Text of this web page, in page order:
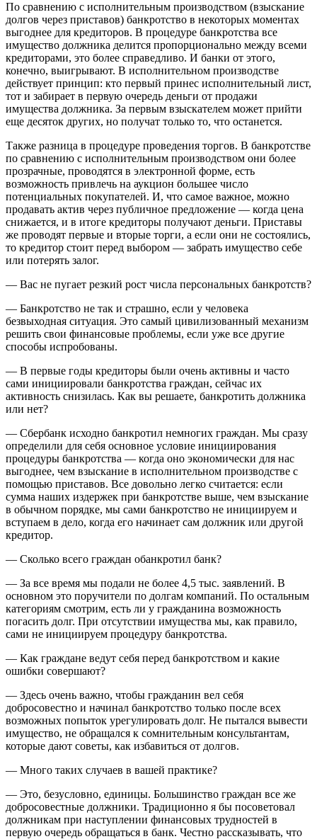
По сравнению с исполнительным производством (взыскание
долгов через приставов) банкротство в некоторых моментах
выгоднее для кредиторов. В процедуре банкротства все
имущество должника делится пропорционально между всеми
кредиторами, это более справедливо. И банки от этого,
конечно, выигрывают. В исполнительном производстве
действует принцип: кто первый принес исполнительный лист,
тот и забирает в первую очередь деньги от продажи
имущества должника. За первым взыскателем может прийти
еще десяток других, но получат только то, что останется.
Также разница в процедуре проведения торгов. В банкротстве
по сравнению с исполнительным производством они более
прозрачные, проводятся в электронной форме, есть
возможность привлечь на аукцион большее число
потенциальных покупателей. И, что самое важное, можно
продавать актив через публичное предложение — когда цена
снижается, и в итоге кредиторы получают деньги. Приставы
же проводят первые и вторые торги, а если они не состоялись,
то кредитор стоит перед выбором — забрать имущество себе
или потерять залог.
— Вас не пугает резкий рост числа персональных банкротств?
— Банкротство не так и страшно, если у человека
безвыходная ситуация. Это самый цивилизованный механизм
решить свои финансовые проблемы, если уже все другие
способы испробованы.
— В первые годы кредиторы были очень активны и часто
сами инициировали банкротства граждан, сейчас их
активность снизилась. Как вы решаете, банкротить должника
или нет?
— Сбербанк исходно банкротил немногих граждан. Мы сразу
определили для себя основное условие инициирования
процедуры банкротства — когда оно экономически для нас
выгоднее, чем взыскание в исполнительном производстве с
помощью приставов. Все довольно легко считается: если
сумма наших издержек при банкротстве выше, чем взыскание
в обычном порядке, мы сами банкротство не инициируем и
вступаем в дело, когда его начинает сам должник или другой
кредитор.
— Сколько всего граждан обанкротил банк?
— За все время мы подали не более 4,5 тыс. заявлений. В
основном это поручители по долгам компаний. По остальным
категориям смотрим, есть ли у гражданина возможность
погасить долг. При отсутствии имущества мы, как правило,
сами не инициируем процедуру банкротства.
— Как граждане ведут себя перед банкротством и какие
ошибки совершают?
— Здесь очень важно, чтобы гражданин вел себя
добросовестно и начинал банкротство только после всех
возможных попыток урегулировать долг. Не пытался вывести
имущество, не обращался к сомнительным консультантам,
которые дают советы, как избавиться от долгов.
— Много таких случаев в вашей практике?
— Это, безусловно, единицы. Большинство граждан все же
добросовестные должники. Традиционно я бы посоветовал
должникам при наступлении финансовых трудностей в
первую очередь обращаться в банк. Честно рассказывать, что